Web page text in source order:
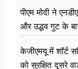
पीएम मोदी ने
और उद्धव गुट के
केजीएमयू में शॉर्ट
को सुरक्षित दूसरे